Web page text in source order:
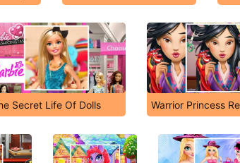
Secret Life Of Dolls Warrior Princess